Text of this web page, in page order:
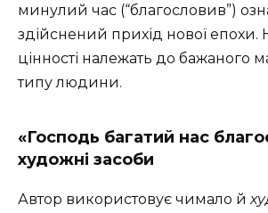
минулий час (“благословив”)
здійснений прихід нової епохи.
цінності належать до бажаного
типу людини.
«Господь багатий нас
художні засоби
Автор використовує чимало й